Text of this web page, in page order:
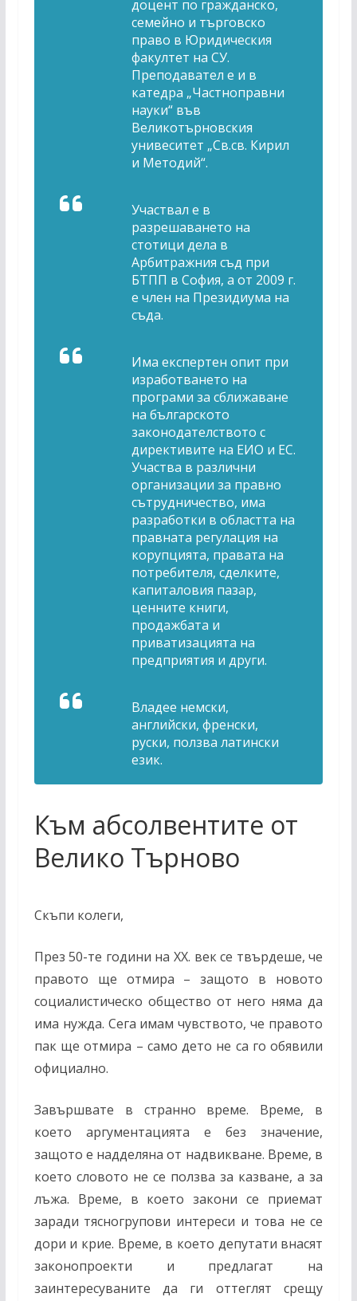
доцент по гражданско,
семейно и търговско
право в Юридическия
факултет на СУ.
Преподавател е и в
катедра „Частноправни
науки“ във
Великотърновския
унивеситет „Св.св. Кирил
и Методий“.
Участвал е в
разрешаването на
стотици дела в
Арбитражния съд при
БТПП в София, а от 2009 г.
е член на Президиума на
съда.
Има експертен опит при
изработването на
програми за сближаване
на българското
законодателството с
директивите на ЕИО и ЕС.
Участва в различни
организации за правно
сътрудничество, има
разработки в областта на
правната регулация на
корупцията, правата на
потребителя, сделките,
капиталовия пазар,
ценните книги,
продажбата и
приватизацията на
предприятия и други.
Владее немски,
английски, френски,
руски, ползва латински
език.
Към абсолвентите от
Велико Търново
Скъпи колеги,
През 50-те години на ХХ. век се твърдеше, че
правото ще отмира – защото в новото
социалистическо общество от него няма да
има нужда. Сега имам чувството, че правото
пак ще отмира – само дето не са го обявили
официално.
Завършвате в странно време. Време, в
което аргументацията е без значение,
защото е надделяна от надвикване. Време, в
което словото не се ползва за казване, а за
лъжа. Време, в което закони се приемат
заради тясногрупови интереси и това не се
дори и крие. Време, в което депутати внасят
законопроекти и предлагат на
заинтересуваните да ги оттеглят срещу